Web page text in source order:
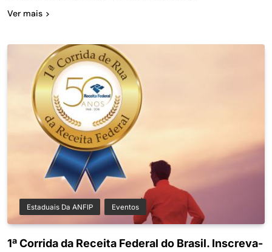
Ver mais
Estaduais Da ANFIP Eventos
1ª Corrida da Receita Federal do Brasil. Inscreva-